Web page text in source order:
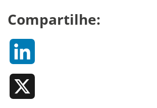
Compartilhe: